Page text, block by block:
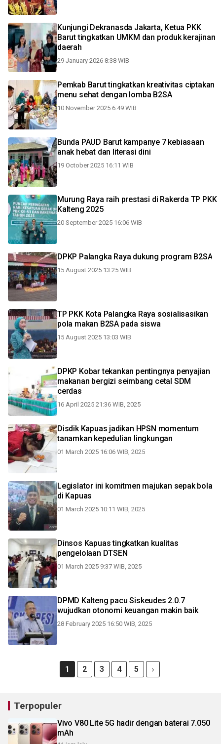
Kunjungi Dekranasda Jakarta, Ketua PKK
Barut tingkatkan UMKM dan produk kerajinan
daerah
29 January 2026 8:38 WIB
Pemkab Barut tingkatkan kreativitas ciptakan
menu sehat dengan lomba B2SA
10 November 2025 6:49 WIB
Bunda PAUD Barut kampanye 7 kebiasaan
anak hebat dan literasi dini
19 October 2025 16:11 WIB
Murung Raya raih prestasi di Rakerda TP PKK
Kalteng 2025
20 September 2025 16:06 WIB
DPKP Palangka Raya dukung program B2SA
15 August 2025 13:25 WIB
TP PKK Kota Palangka Raya sosialisasikan
pola makan B2SA pada siswa
15 August 2025 13:03 WIB
DPKP Kobar tekankan pentingnya penyajian
makanan bergizi seimbang cetal SDM
cerdas
16 April 2025 21:36 WIB, 2025
Disdik Kapuas jadikan HPSN momentum
tanamkan kepedulian lingkungan
01 March 2025 16:06 WIB, 2025
Legislator ini komitmen majukan sepak bola
di Kapuas
01 March 2025 10:11 WIB, 2025
Dinsos Kapuas tingkatkan kualitas
pengelolaan DTSEN
01 March 2025 9:37 WIB, 2025
DPMD Kalteng pacu Siskeudes 2.0.7
wujudkan otonomi keuangan makin baik
28 February 2025 16:50 WIB, 2025
1 2 3 4 5
Terpopuler
Vivo V80 Lite 5G hadir dengan baterai 7.050
mAh